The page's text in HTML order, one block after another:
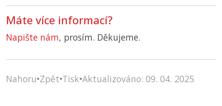
Máte více informací?
Napište nám, prosím. Děkujeme.
Nahoru•Zpět•Tisk•Aktualizováno: 09. 04. 2025